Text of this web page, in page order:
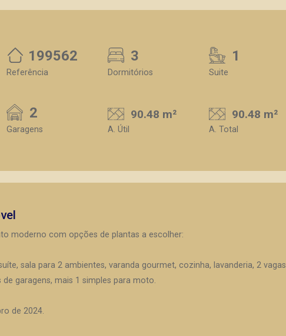
199562
Referência
3
Dormitórios
1
Suite
2
Garagens
90.48 m²
A. Útil
90.48 m²
A. Total
moderno com opções de plantas a escolher:
sala para 2 ambientes, varanda gourmet, cozinha, lavanderia, 2 vagas
de garagens, mais 1 simples para moto.
de 2024.